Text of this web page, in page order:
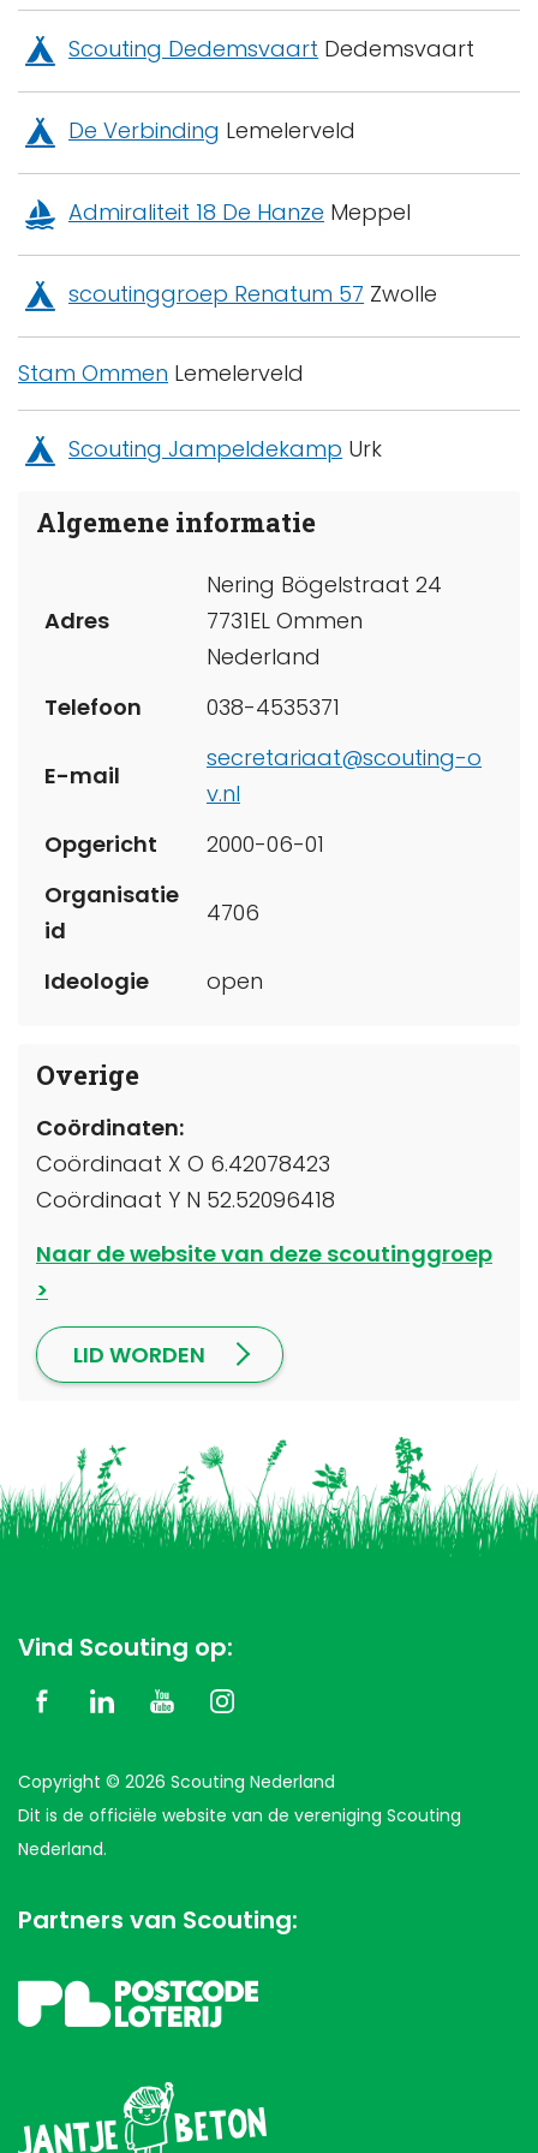
Scouting Dedemsvaart Dedemsvaart
De Verbinding Lemelerveld
Admiraliteit 18 De Hanze Meppel
scoutinggroep Renatum 57 Zwolle
Stam Ommen Lemelerveld
Scouting Jampeldekamp Urk
Algemene informatie
Adres
Nering Bögelstraat 24
7731EL Ommen
Nederland
Telefoon
038-4535371
E-mail
secretariaat@scouting-o
v.nl
Opgericht
2000-06-01
Organisatie
id
4706
Ideologie open
Overige
Coördinaten:
Coördinaat X O 6.42078423
Coördinaat Y N 52.52096418
Naar de website van deze scoutinggroep
LID WORDEN
Vind Scouting op:
Copyright © 2026 Scouting Nederland
Dit is de officiële website van de vereniging Scouting
Nederland.
Partners van Scouting: